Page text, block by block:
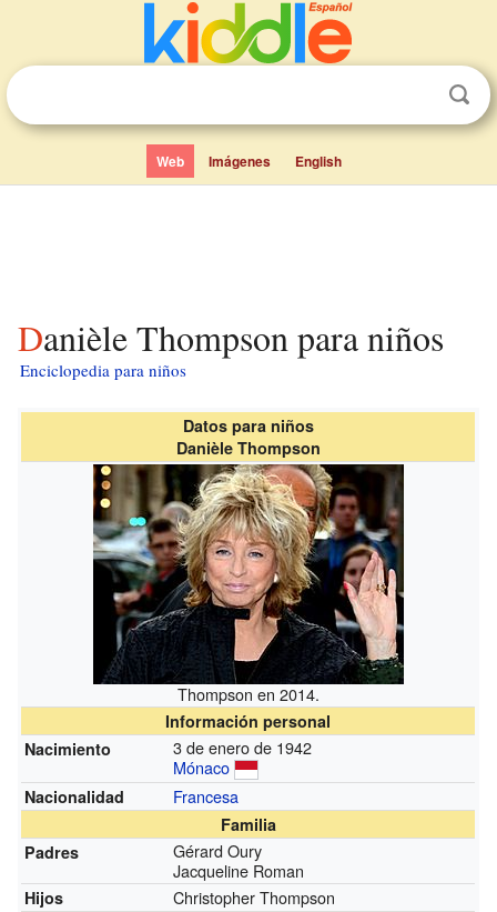
Web Imágenes English
Danièle Thompson para niños
Enciclopedia para niños
Datos para niños
Danièle Thompson
Thompson en 2014.
Información personal
Nacimiento
3 de enero de 1942
Mónaco
Nacionalidad Francesa
Familia
Padres
Gérard Oury
Jacqueline Roman
Hijos Christopher Thompson